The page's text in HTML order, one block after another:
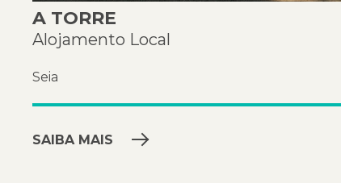
A TORRE
Alojamento Local
Seia
SAIBA MAIS